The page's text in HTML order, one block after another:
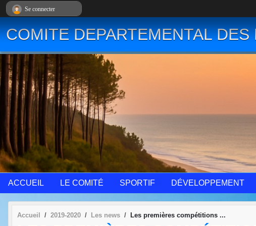
COMITE DEPARTEMENTAL
ACCUEIL LE COMITÉ SPORTIF DÉVELOPPEMENT
Accueil 2019-2020 Les news Les premières compétitions ...
Se connecter
Panneau de gestion des cookies